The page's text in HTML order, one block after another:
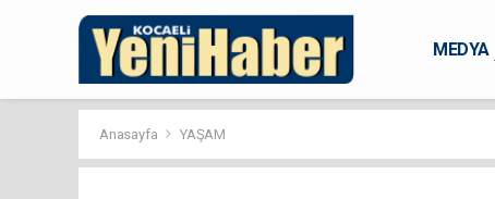
MEDYA
Anasayfa YAŞAM